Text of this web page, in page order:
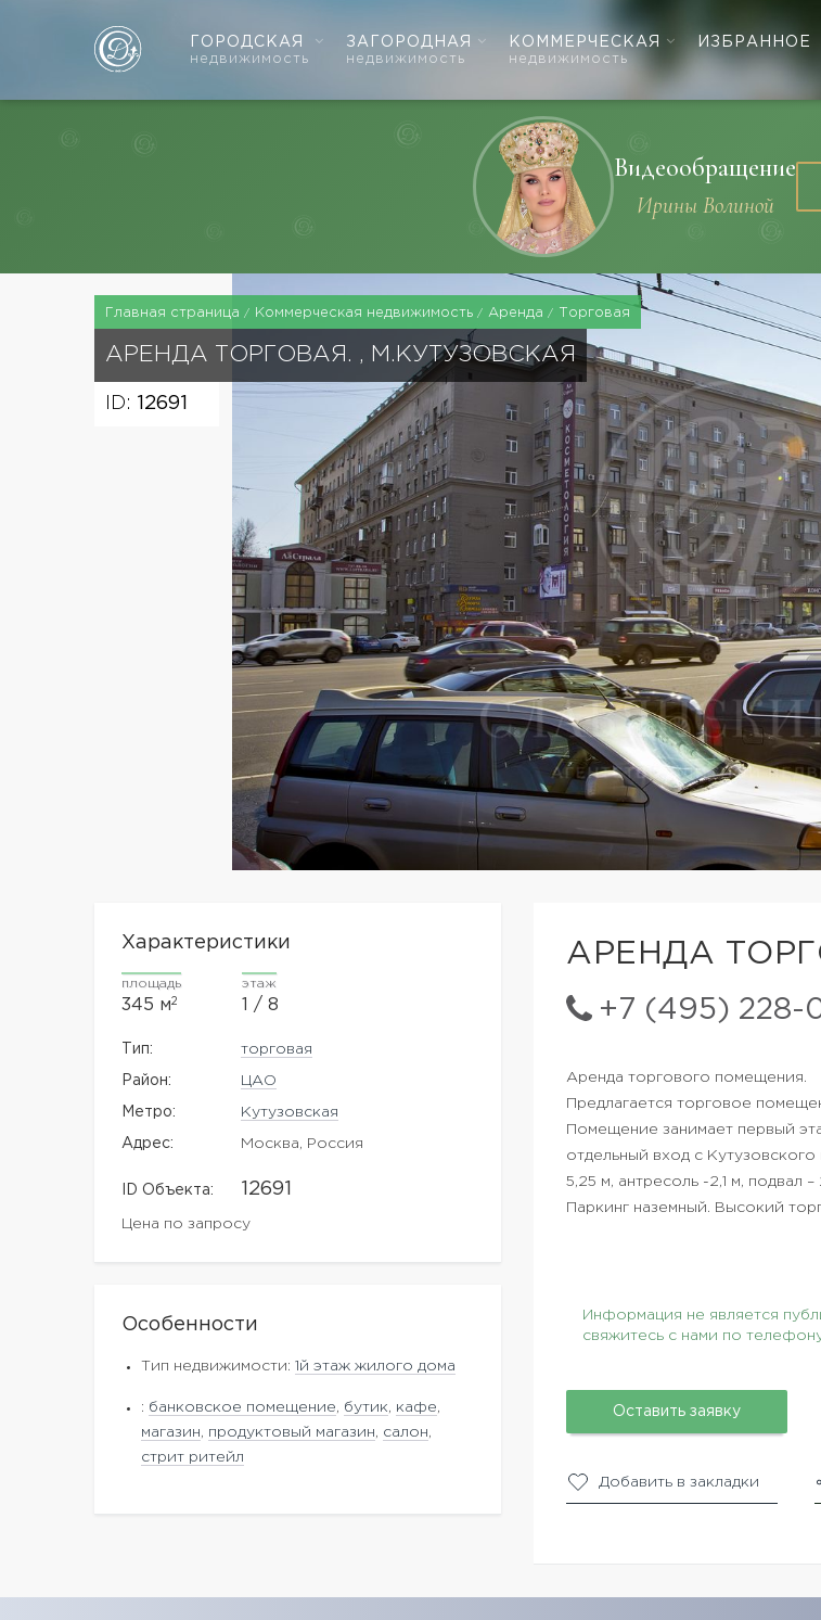
ГОРОДСКАЯ
недвижимость
ЗАГОРОДНАЯ
недвижимость
КОММЕРЧЕСКАЯ
недвижимость
ИЗБРАННОЕ
Видеообращение
Ирины Волиной
Главная страница Коммерческая недвижимость Аренда Торговая
АРЕНДА ТОРГОВАЯ. , М.КУТУЗОВСКАЯ
ID: 12691
АРЕНДА
+7 (495) 228-
Характеристики
площадь
345 м2
этаж
1 / 8
Тип: торговая
Район: ЦАО
Метро: Кутузовская
Адрес: Москва, Россия
ID Объекта: 12691
Цена по запросу
Особенности
Тип недвижимости: 1й этаж жилого дома
: банковское помещение бутик кафе
магазин
продуктовый магазин салон
стрит ритейл
Аренда торгового помещения.
Предлагается торговое
Помещение занимает первый
отдельный вход с
5,25 м, антресоль -2,1 м, подвал
Паркинг наземный. Высокий
Информация не является
свяжитесь с нами по
Оставить заявку
Добавить в закладки